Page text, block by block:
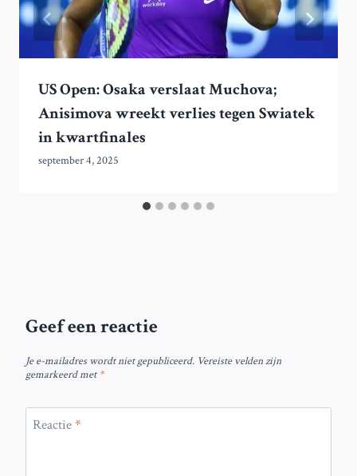
US Open: Osaka verslaat Muchova;
Anisimova wreekt verlies tegen Swiatek
in kwartfinales
september 4, 2025
Geef een reactie
Je e-mailadres wordt niet gepubliceerd. Vereiste velden zijn
gemarkeerd met*
Reactie*